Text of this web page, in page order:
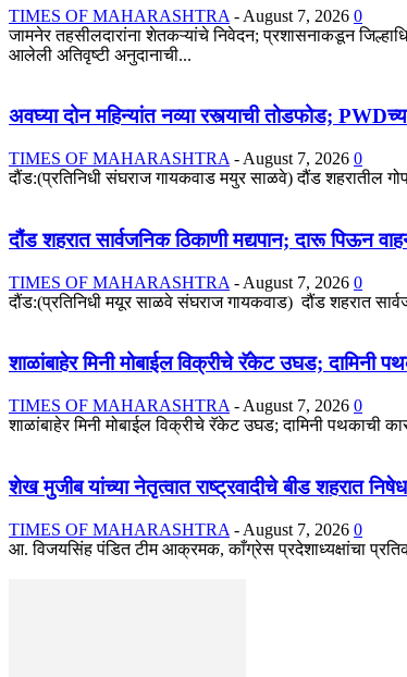
TIMES OF MAHARASHTRA - August 7, 2026 0
जामनेर तहसीलदारांना शेतकऱ्यांचे निवेदन; प्रशासनाकडून
आलेली अतिवृष्टी अनुदानाची...
अवघ्या दोन महिन्यांत नव्या रस्त्याची तोडफोड;
TIMES OF MAHARASHTRA - August 7, 2026 0
दौंड:(प्रतिनिधी संघराज गायकवाड मयुर साळवे) दौंड शहरातील
दौंड शहरात सार्वजनिक ठिकाणी मद्यपान; दारू पिऊन
TIMES OF MAHARASHTRA - August 7, 2026 0
दौंड:(प्रतिनिधी मयूर साळवे संघराज गायकवाड) दौंड शहरात
शाळांबाहेर मिनी मोबाईल विक्रीचे रॅकेट उघड; दामिनी
TIMES OF MAHARASHTRA - August 7, 2026 0
शाळांबाहेर मिनी मोबाईल विक्रीचे रॅकेट उघड; दामिनी पथकाची
शेख मुजीब यांच्या नेतृत्वात राष्ट्रवादीचे बीड शहरात
TIMES OF MAHARASHTRA - August 7, 2026 0
आ. विजयसिंह पंडित टीम आक्रमक, काँग्रेस प्रदेशाध्यक्षांचा